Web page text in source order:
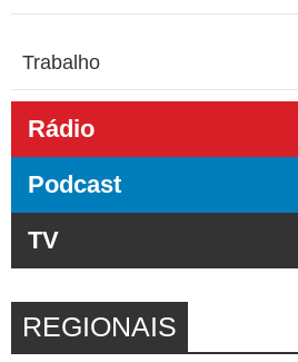
Trabalho
Rádio
Podcast
TV
REGIONAIS